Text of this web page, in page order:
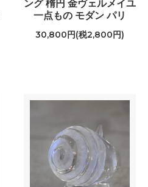
ング 楕円 金ヴェルメイユ
一点もの モダン パリ
30,800円(税2,800円)